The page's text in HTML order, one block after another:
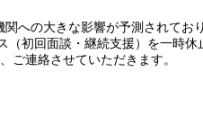
への大きな影響が予測されてお
初回面談・継続支援）を一時休
連絡させていただきます。